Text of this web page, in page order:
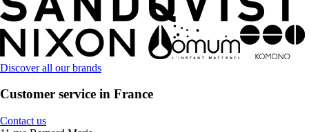
Discover all our brands
Customer service in France
Contact us